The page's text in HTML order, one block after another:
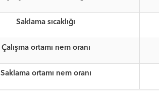
Saklama sıcaklığı
Çalışma ortamı nem oranı
Saklama ortamı nem oranı